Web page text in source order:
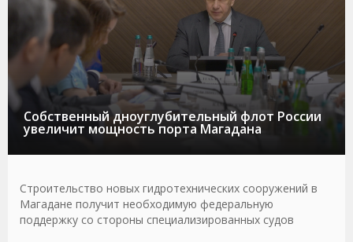
Собственный дноуглубительный флот России
увеличит мощность порта Магадана
Строительство новых гидротехнических сооружений в
Магадане получит необходимую федеральную
поддержку со стороны специализированных судов